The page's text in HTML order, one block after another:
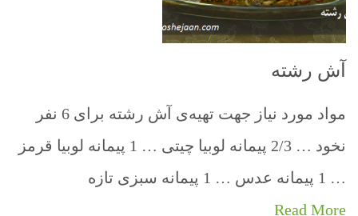
آش رشته
مواد مورد نیاز جهت تهیه‌ی آش رشته برای 6 نفر
نخود … 2/3 پیمانه لوبیا چیتی … 1 پیمانه لوبیا قرمز
… 1 پیمانه عدس … 1 پیمانه سبزی تازه
Read More